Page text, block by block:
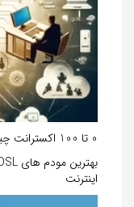
0 تا 100 اکسترانت چیست؟ + تفاوت‌ها با اینترانت و اینترنت
اینترنت